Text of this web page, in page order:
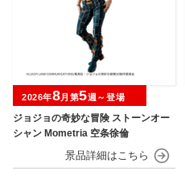
ジョジョの奇妙な冒険 ストーンオー
シャン Mometria 空条徐倫
2026年8月第5週～登場